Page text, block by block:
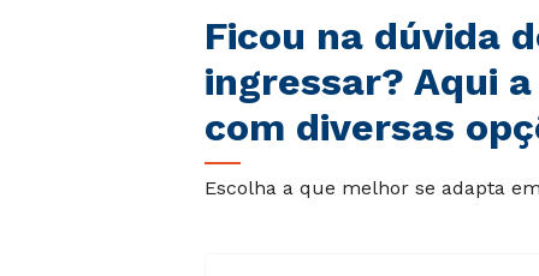
Ficou na dúvida
ingressar? Aqui
com diversas
Escolha a que melhor se adapta